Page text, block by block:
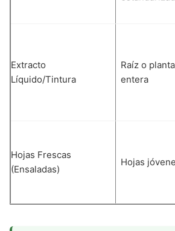
Extracto
Líquido/Tintura
Raíz o planta
entera
Hojas Frescas
(Ensaladas)
Hojas